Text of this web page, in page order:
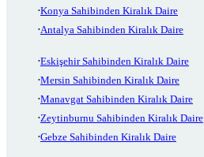
Konya Sahibinden Kiralık Daire
Antalya Sahibinden Kiralık Daire
Eskişehir Sahibinden Kiralık Daire
Mersin Sahibinden Kiralık Daire
Manavgat Sahibinden Kiralık Daire
Zeytinburnu Sahibinden Kiralık Daire
Gebze Sahibinden Kiralık Daire